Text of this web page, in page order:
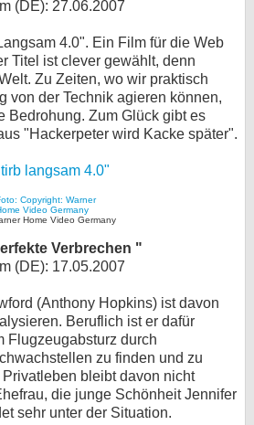
(DE): 27.06.2007
4.0". Ein Film für die Web
Titel ist clever gewählt, denn
Zu Zeiten, wo wir praktisch
von der Technik agieren können,
Bedrohung. Zum Glück gibt es
"Hackerpeter wird Kacke später".
langsam 4.0"
Home Video Germany
Verbrechen "
(DE): 17.05.2007
(Anthony Hopkins) ist davon
Beruflich ist er dafür
Flugzeugabsturz durch
zu finden und zu
bleibt davon nicht
die junge Schönheit Jennifer
sehr unter der Situation.